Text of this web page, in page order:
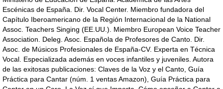
Escénicas de España. Dir. Vocal Center. Miembro fundadora del
Capítulo Iberoamericano de la Región Internacional de la National
Assoc. Teachers Singing (EE.UU.). Miembro European Voice Teacher
Association. Deleg. Asoc. Española de Profesores de Canto. Dir.
Asoc. de Músicos Profesionales de España-CV. Experta en Técnica
Vocal. Especializada además en voces infantiles y juveniles. Autora
de las exitosas publicaciones: Claves de la Voz y el Canto, Guía
Práctica para Cantar (núm. 1 ventas Amazon), Guía Práctica para